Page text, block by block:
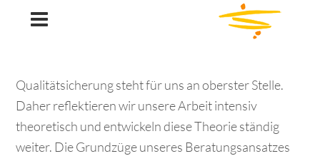
Ulrike Wolski
Qualitätsicherung steht für uns an oberster Stelle.
Daher reflektieren wir unsere Arbeit intensiv
theoretisch und entwickeln diese Theorie ständig
weiter. Die Grundzüge unseres Beratungsansatzes